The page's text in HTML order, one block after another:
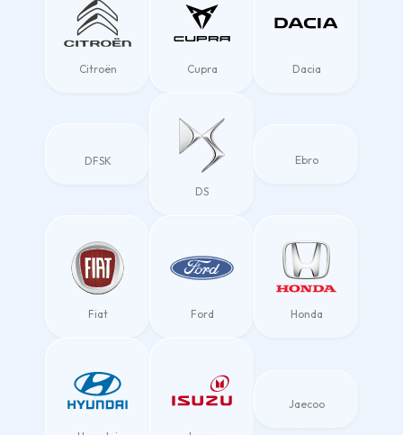
Citroën Cupra Dacia
DFSK
DS
Ebro
Fiat Ford Honda
Jaecoo